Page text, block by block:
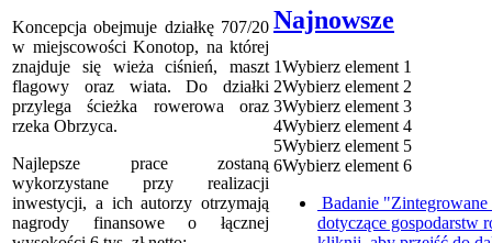
Koncepcja obejmuje działkę 707/20
w miejscowości Konotop, na której
znajduje się wieża ciśnień, maszt
flagowy oraz wiata. Do działki
przylega ścieżka rowerowa oraz
rzeka Obrzyca.
Najlepsze prace zostaną
wykorzystane przy realizacji
inwestycji, a ich autorzy otrzymają
nagrody finansowe o łącznej
Najnowsze
1Wybierz element 1
2Wybierz element 2
3Wybierz element 3
4Wybierz element 4
5Wybierz element 5
6Wybierz element 6
Badanie "Zintegrowane
dotyczące gospodarstw